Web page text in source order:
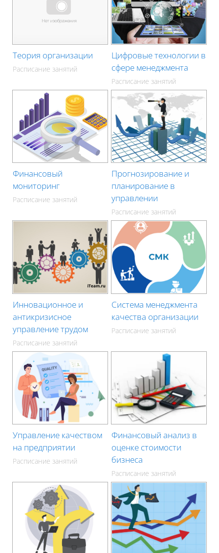
Теория организации
Расписание занятий
Цифровые технологии в
сфере менеджмента
Расписание занятий
Финансовый
мониторинг
Расписание занятий
Прогнозирование и
планирование в
управлении
Расписание занятий
Инновационное и
антикризисное
управление трудом
Расписание занятий
Система менеджмента
качества организации
Расписание занятий
Управление качеством
на предприятии
Расписание занятий
Финансовый анализ в
оценке стоимости
бизнеса
Расписание занятий